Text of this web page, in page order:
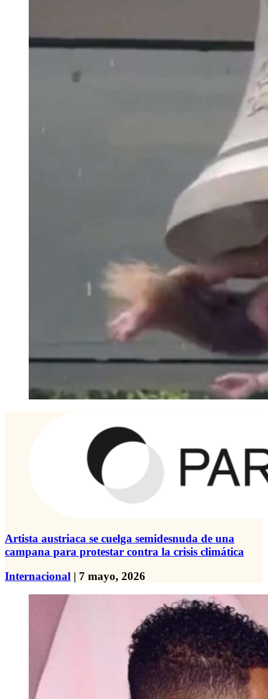
Artista austriaca se cuelga semidesnuda de una
campana para protestar contra la crisis climática
Internacional | 7 mayo, 2026